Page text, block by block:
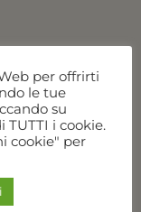
per offrirti
le tue
su
TUTTI i cookie.
cookie" per